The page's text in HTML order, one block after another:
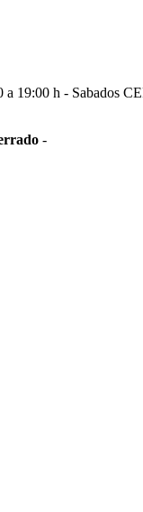
a 19:00 h - Sabados
-